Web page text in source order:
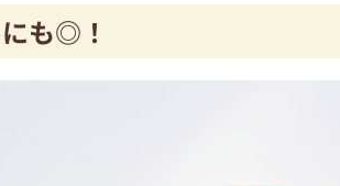
も◎！